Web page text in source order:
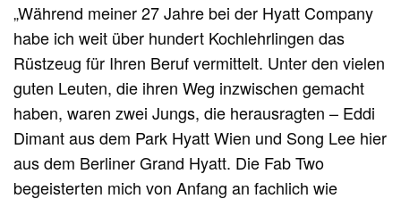
„Während meiner 27 Jahre bei der Hyatt Company
habe ich weit über hundert Kochlehrlingen das
Rüstzeug für Ihren Beruf vermittelt. Unter den vielen
guten Leuten, die ihren Weg inzwischen gemacht
haben, waren zwei Jungs, die herausragten – Eddi
Dimant aus dem Park Hyatt Wien und Song Lee hier
aus dem Berliner Grand Hyatt. Die Fab Two
begeisterten mich von Anfang an fachlich wie